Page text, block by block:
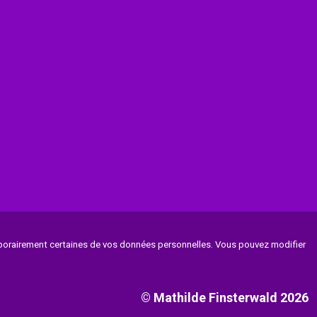
certaines de vos données personnelles. Vous pouvez modifier
© Mathilde Finsterwald 2026